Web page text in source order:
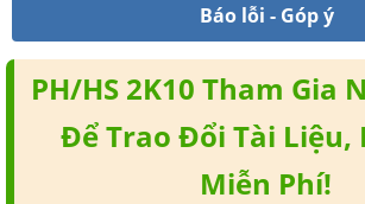
Báo lỗi - Góp ý
PH/HS 2K10 Tham Gia
Để Trao Đổi Tài Liệu,
Miễn Phí!